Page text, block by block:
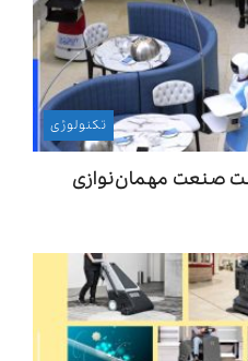
تکنولوژی
صنعت مهمان‌نوازی